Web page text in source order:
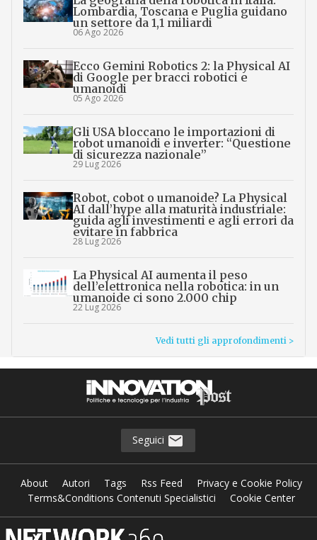
Lombardia, Toscana e Puglia guidano
un settore da 1,1 miliardi
06 Ago 2026
Ecco Gemini Robotics 2: la Physical AI
di Google per bracci robotici e
umanoidi
05 Ago 2026
Gli USA bloccano le importazioni di
robot umanoidi e inverter: “Questione
di sicurezza nazionale”
29 Lug 2026
Robot, cobot o umanoide? La Physical
AI dall’hype alla maturità industriale:
guida agli investimenti e agli errori da
evitare in fabbrica
28 Lug 2026
La Physical AI aumenta il peso
dell’elettronica nella robotica: in un
umanoide ci sono 2.000 chip
22 Lug 2026
Vedi tutti gli approfondimenti >
Seguici
About Autori Tags Rss Feed
Privacy e Cookie Policy
Terms&Conditions Contenuti Specialistici
Cookie Center